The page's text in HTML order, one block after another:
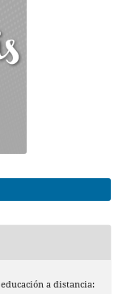
a distancia: